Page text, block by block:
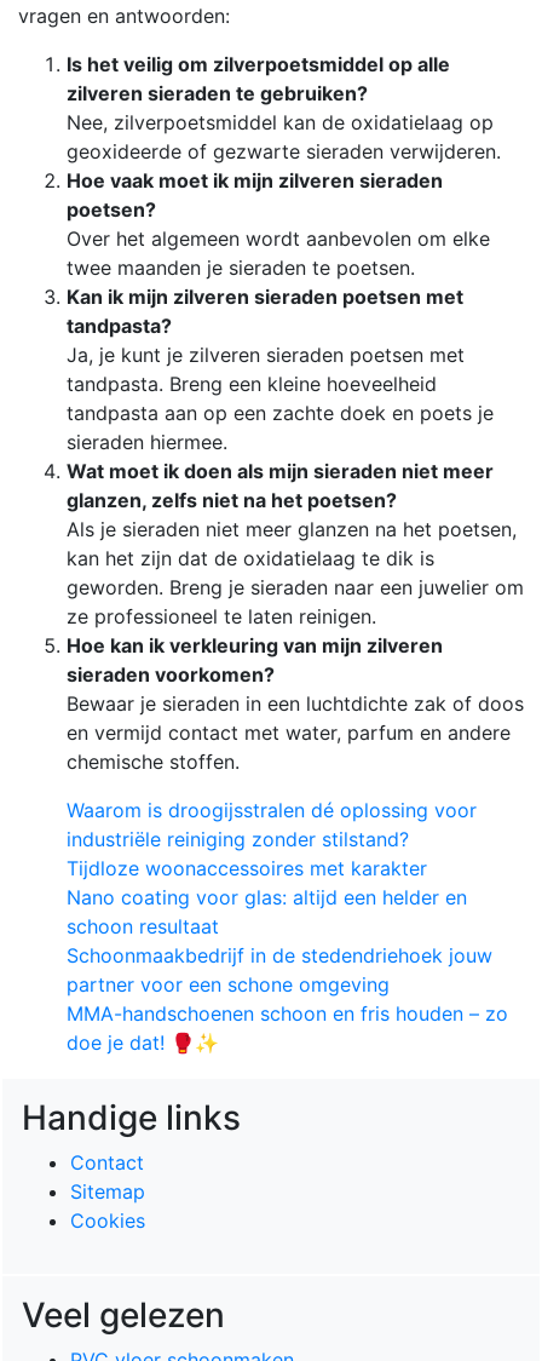
vragen en antwoorden:
Is het veilig om zilverpoetsmiddel op alle
zilveren sieraden te gebruiken?
Nee, zilverpoetsmiddel kan de oxidatielaag op
geoxideerde of gezwarte sieraden verwijderen.
Hoe vaak moet ik mijn zilveren sieraden
poetsen?
Over het algemeen wordt aanbevolen om elke
twee maanden je sieraden te poetsen.
Kan ik mijn zilveren sieraden poetsen met
tandpasta?
Ja, je kunt je zilveren sieraden poetsen met
tandpasta. Breng een kleine hoeveelheid
tandpasta aan op een zachte doek en poets je
sieraden hiermee.
Wat moet ik doen als mijn sieraden niet meer
glanzen, zelfs niet na het poetsen?
Als je sieraden niet meer glanzen na het poetsen,
kan het zijn dat de oxidatielaag te dik is
geworden. Breng je sieraden naar een juwelier om
ze professioneel te laten reinigen.
Hoe kan ik verkleuring van mijn zilveren
sieraden voorkomen?
Bewaar je sieraden in een luchtdichte zak of doos
en vermijd contact met water, parfum en andere
chemische stoffen.
Waarom is droogijsstralen dé oplossing voor
industriële reiniging zonder stilstand?
Tijdloze woonaccessoires met karakter
Nano coating voor glas: altijd een helder en
schoon resultaat
Schoonmaakbedrijf in de stedendriehoek jouw
partner voor een schone omgeving
MMA-handschoenen schoon en fris houden – zo
doe je dat! 🥊✨
Handige links
Contact
Sitemap
Cookies
Veel gelezen